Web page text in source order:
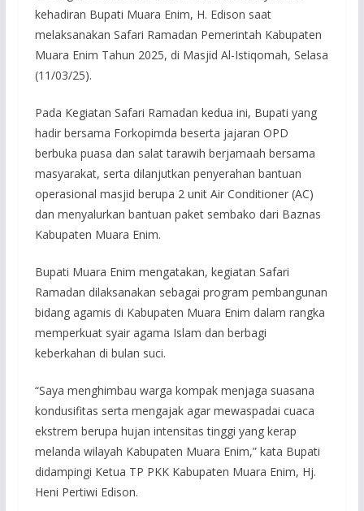
kehadiran Bupati Muara Enim, H. Edison saat
melaksanakan Safari Ramadan Pemerintah Kabupaten
Muara Enim Tahun 2025, di Masjid Al-Istiqomah, Selasa
(11/03/25).
Pada Kegiatan Safari Ramadan kedua ini, Bupati yang
hadir bersama Forkopimda beserta jajaran OPD
berbuka puasa dan salat tarawih berjamaah bersama
masyarakat, serta dilanjutkan penyerahan bantuan
operasional masjid berupa 2 unit Air Conditioner (AC)
dan menyalurkan bantuan paket sembako dari Baznas
Kabupaten Muara Enim.
Bupati Muara Enim mengatakan, kegiatan Safari
Ramadan dilaksanakan sebagai program pembangunan
bidang agamis di Kabupaten Muara Enim dalam rangka
memperkuat syair agama Islam dan berbagi
keberkahan di bulan suci.
“Saya menghimbau warga kompak menjaga suasana
kondusifitas serta mengajak agar mewaspadai cuaca
ekstrem berupa hujan intensitas tinggi yang kerap
melanda wilayah Kabupaten Muara Enim,” kata Bupati
didampingi Ketua TP PKK Kabupaten Muara Enim, Hj.
Heni Pertiwi Edison.